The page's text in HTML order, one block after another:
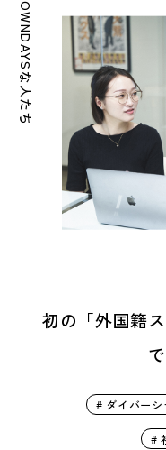
OWNDAYSな人たち
初の「外国籍
# ダイバーシ
#